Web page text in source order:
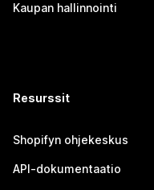
Kaupan hallinnointi
Resurssit
Shopifyn ohjekeskus
API-dokumentaatio